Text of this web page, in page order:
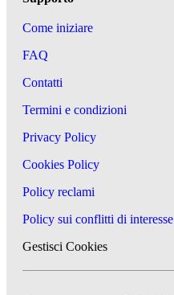
Come iniziare
FAQ
Contatti
Termini e condizioni
Privacy Policy
Cookies Policy
Policy reclami
Policy sui conflitti di interesse
Gestisci Cookies